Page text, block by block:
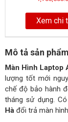
of
Xem chi
Mô tả sản phẩm
Màn Hình Laptop
lượng tốt mới
chế độ bảo hành
tháng sử dụng.
Hà đổi trả màn